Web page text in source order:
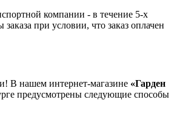
компании - в течение 5-х
при условии, что заказ оплачен
В нашем интернет-магазине «Гарден
предусмотрены следующие способы